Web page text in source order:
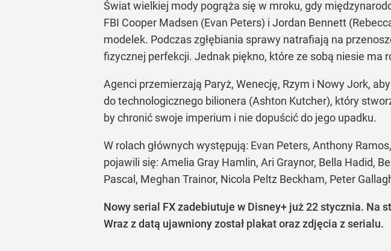
Świat wielkiej mody pogrąża się w mroku, gdy
FBI Cooper Madsen (Evan Peters) i Jordan Bennett
modelek. Podczas zgłębiania sprawy natrafiają na
fizycznej perfekcji. Jednak piękno, które ze sobą niesie ma
Agenci przemierzają Paryż, Wenecję, Rzym i Nowy Jork,
do technologicznego bilionera (Ashton Kutcher), który
by chronić swoje imperium i nie dopuścić do jego upadku.
W rolach głównych występują: Evan Peters, Anthony
pojawili się: Amelia Gray Hamlin, Ari Graynor, Bella Hadid,
Pascal, Meghan Trainor, Nicola Peltz Beckham, Peter
Nowy serial FX zadebiutuje w Disney+ już 22 stycznia. Na
Wraz z datą ujawniony został plakat oraz zdjęcia z serialu.